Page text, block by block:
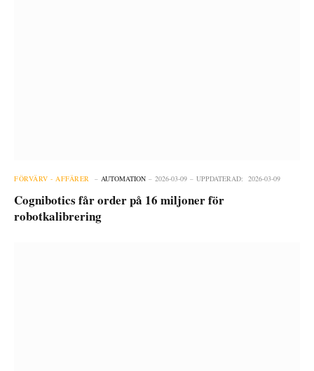
FÖRVÄRV - AFFÄRER AUTOMATION 2026-03-09 UPPDATERAD: 2026-03-09
Cognibotics får order på 16 miljoner för
robotkalibrering